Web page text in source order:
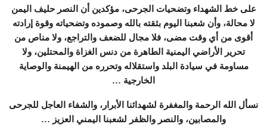
على خط الشهداء وتضحيات الجرحى، مؤكدين أن النصر حليف اليمن
لا محالة، وأن شعبنا اليوم بثقته بالله وصموده وتضحياته وقوة إرادته
أقوى من أي وقت مضى، فلا مجال للضعف والتراجع، ولا مناص من
تحرير الأراضي اليمنية الطاهرة من دنس الغزاة والمحتلين، ولا
مساومة في سيادة البلد واستقلاله وتحرره من الهيمنة والوصاية
الخارجية …
نسأل الله الرحمة والمغفرة لشهدائنا الأبرار، والشفاء العاجل للجرحى
والمصابين، والنصر والظفر لشعبنا اليمني العزيز …